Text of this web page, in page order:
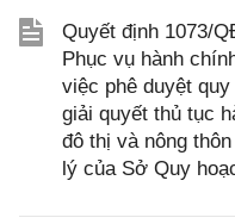
Quyết định 1073/
Phục vụ hành
việc phê duyệt
giải quyết thủ tục
đô thị và nông
lý của Sở Quy